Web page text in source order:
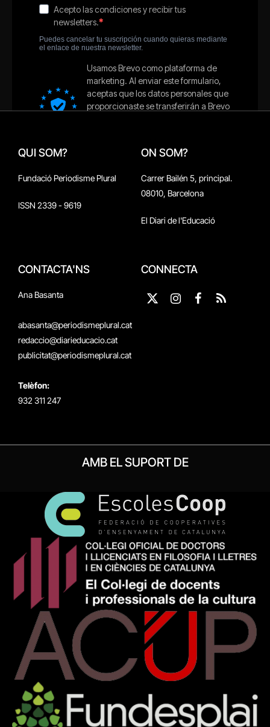
QUI SOM?
Fundació Periodisme Plural
ISSN 2339 - 9619
ON SOM?
Carrer Bailén 5, principal.
08010, Barcelona
El Diari de l'Educació
CONTACTA'NS
Ana Basanta
abasanta@periodismeplural.cat
redaccio@diarieducacio.cat
publicitat@periodismeplural.cat
Telèfon:
932 311 247
CONNECTA
X
Instagram
Facebook
RSS
AMB EL SUPORT DE